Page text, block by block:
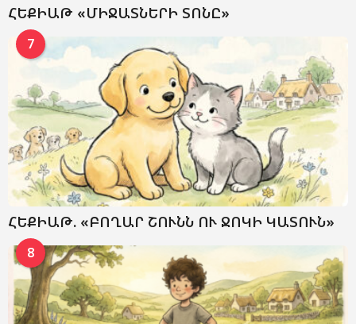
ՀԵՔԻԱԹ «ՄԻՋԱՏՆԵՐԻ ՏՈՆԸ»
7
ՀԵՔԻԱԹ. «ԲՈՂԱՐ ՇՈՒՆՆ ՈՒ ՋՈԿԻ ԿԱՏՈՒՆ»
8